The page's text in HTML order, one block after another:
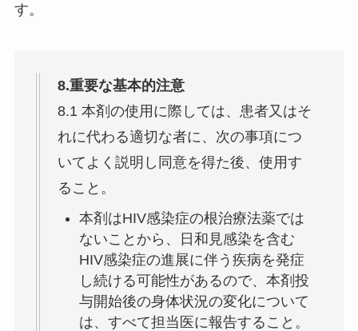
す。
8.重要な基本的注意
8.1 本剤の使用に際しては、患者又はそ
れに代わる適切な者に、次の事項につ
いてよく説明し同意を得た後、使用す
ること。
本剤はHIV感染症の根治療法薬では
ないことから、日和見感染を含む
HIV感染症の進展に伴う疾病を発症
し続ける可能性があるので、本剤投
与開始後の身体状況の変化について
は、すべて担当医に報告すること。